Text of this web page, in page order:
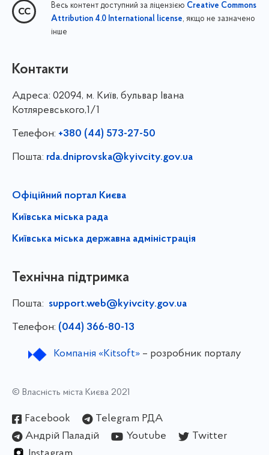
Весь контент доступний за ліцензією Creative Commons
Attribution 4.0 International license, якщо не зазначено
інше
Контакти
Адреса: 02094, м. Київ, бульвар Івана
Котляревського,1/1
Телефон: +380 (44) 573-27-50
Пошта: rda.dniprovska@kyivcity.gov.ua
Офіційний портал Києва
Київська міська рада
Київська міська державна адміністрація
Технічна підтримка
Пошта: support.web@kyivcity.gov.ua
Телефон: (044) 366-80-13
Компанія «Kitsoft»– розробник порталу
© Власність міста Києва 2021
Facebook
Telegram РДА
Андрій Паладій
Youtube
Twitter